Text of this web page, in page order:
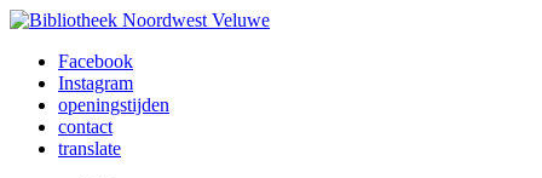
Facebook
Instagram
openingstijden
contact
translate